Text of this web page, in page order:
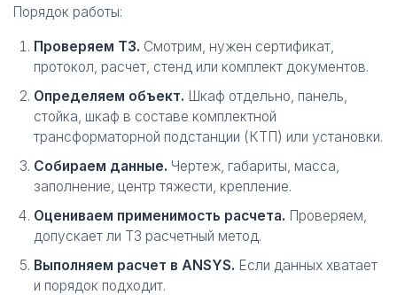
Порядок работы:
Проверяем ТЗ. Смотрим, нужен сертификат,
протокол, расчет, стенд или комплект документов.
Определяем объект. Шкаф отдельно, панель,
стойка, шкаф в составе комплектной
трансформаторной подстанции (КТП) или установки.
Собираем данные. Чертеж, габариты, масса,
заполнение, центр тяжести, крепление.
Оцениваем применимость расчета. Проверяем,
допускает ли ТЗ расчетный метод.
Выполняем расчет в ANSYS. Если данных хватает
и порядок подходит.